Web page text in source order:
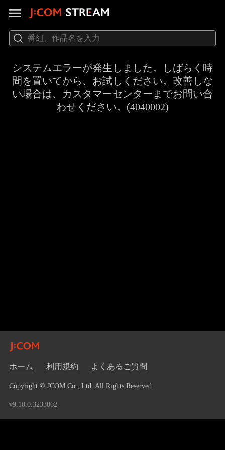
システムエラーが発生しました。しばらく時
間を置いてから、お試しください。改善しな
い場合は、カスタマーセンターまでお問い合
わせください。(4040002)
ホーム 利用規約 よくあるご質問
Copyright © JCOM Co., Ltd. All Rights Reserved.
v9.10.0.3233062